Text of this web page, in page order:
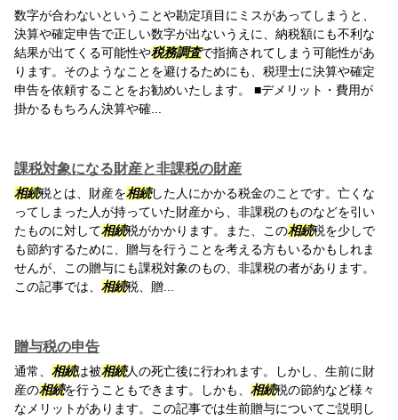
数字が合わないということや勘定項目にミスがあってしまうと、
決算や確定申告で正しい数字が出ないうえに、納税額にも不利な
結果が出てくる可能性や税務調査で指摘されてしまう可能性があ
ります。そのようなことを避けるためにも、税理士に決算や確定
申告を依頼することをお勧めいたします。 ■デメリット・費用が
掛かるもちろん決算や確...
課税対象になる財産と非課税の財産
相続税とは、財産を相続した人にかかる税金のことです。亡くな
ってしまった人が持っていた財産から、非課税のものなどを引い
たものに対して相続税がかかります。また、この相続税を少しで
も節約するために、贈与を行うことを考える方もいるかもしれま
せんが、この贈与にも課税対象のもの、非課税の者があります。
この記事では、 相続税、贈...
贈与税の申告
通常、 相続は被相続人の死亡後に行われます。しかし、生前に財
産の相続を行うこともできます。しかも、 相続税の節約など様々
なメリットがあります。この記事では生前贈与についてご説明し